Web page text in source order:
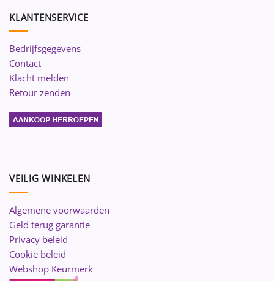
KLANTENSERVICE
Bedrijfsgegevens
Contact
Klacht melden
Retour zenden
VEILIG WINKELEN
Algemene voorwaarden
Geld terug garantie
Privacy beleid
Cookie beleid
Webshop Keurmerk